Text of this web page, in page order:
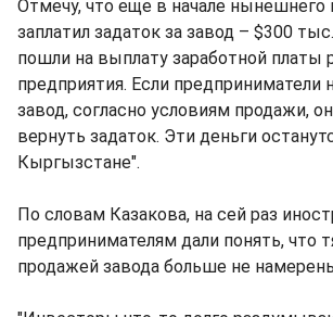
Отмечу, что еще в начале нынешнего
заплатил задаток за завод – $300
пошли на выплату заработной платы
предприятия. Если предприниматели
завод, согласно условиям продажи,
вернуть задаток. Эти деньги
Кыргызстане".
По словам Казакова, на сей раз
предпринимателям дали понять, что
продажей завода больше не